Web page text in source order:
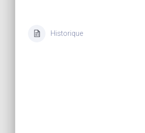
Historique